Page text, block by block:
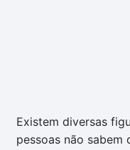
Existem diversas
pessoas não